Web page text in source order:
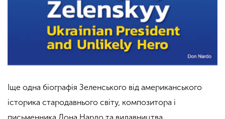
Іще одна біографія Зеленського від американського
історика стародавнього світу, композитора і